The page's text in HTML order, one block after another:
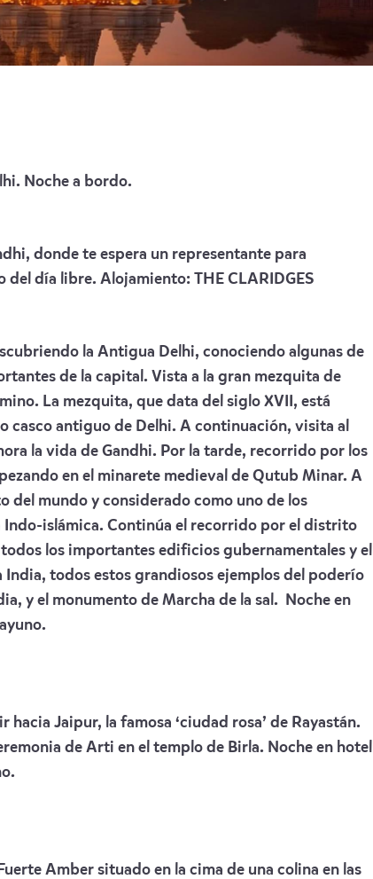
Noche a bordo.
donde te espera un representante para
del día libre. Alojamiento: THE CLARIDGES
la Antigua Delhi, conociendo algunas de
de la capital. Vista a la gran mezquita de
La mezquita, que data del siglo XVII, está
casco antiguo de Delhi. A continuación, visita al
la vida de Gandhi. Por la tarde, recorrido por los
en el minarete medieval de Qutub Minar. A
del mundo y considerado como uno de los
islámica. Continúa el recorrido por el distrito
los importantes edificios gubernamentales y el
todos estos grandiosos ejemplos del poderío
y el monumento de Marcha de la sal. Noche en
Jaipur, la famosa ‘ciudad rosa’ de Rayastán.
de Arti en el templo de Birla. Noche en hotel
Amber situado en la cima de una colina en las